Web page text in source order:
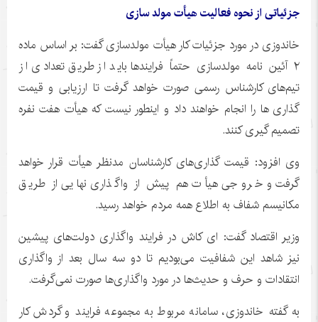
جزئیاتی از نحوه فعالیت هیأت مولد سازی
خاندوزی در مورد جزئیات کار هیأت مولدسازی گفت: بر اساس ماده
۲ آئین نامه مولدسازی حتماً
فرایندها باید از طریق تعدادی از
تیم‌های کارشناس رسمی صورت خواهد گرفت تا ارزیابی و قیمت
گذاریها را انجام خواهند داد و اینطور نیست که هیأت هفت نفره
تصمیمگیریکنند.
وی افزود: قیمت گذاری‌های کارشناسان مدنظر هیأت قرار خواهد
گرفت و خروجی هیأت هم پیش از واگذاری نهایی از طریق
مکانیسم شفاف به اطلاع همه مردم خواهد رسید.
وزیر اقتصاد گفت: ایکاش در فرایند واگذاری دولت‌های پیشین
نیز شاهد این شفافیت می‌بودیم تا دو سه سال بعد از واگذاری
انتقادات و حرف و حدیث‌ها در مورد واگذاری‌ها صورت نمی‌گرفت.
به گفته خاندوزی، سامانه مربوط به مجموعه فرایند و گردش کار